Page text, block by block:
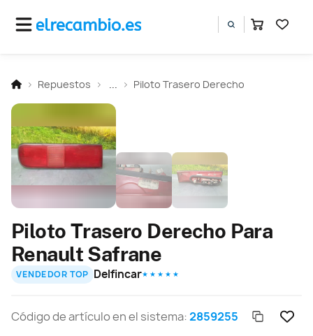
Repuestos Piloto Trasero Derecho
Piloto Trasero Derecho Para
Renault Safrane
VENDEDOR TOP Delfincar★ ★ ★ ★ ★
Código de artículo en el sistema:2859255